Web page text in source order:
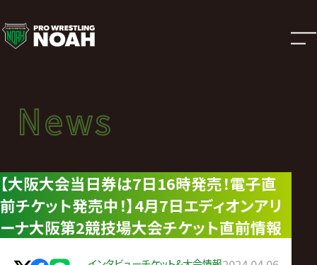
ニ
ュ
ー
ス
|
プ
ロ
News
ニュース
News
【大阪大会当日券は7日16時発売！電子直
前チケット発売中！】4月7日エディオンアリ
ーナ大阪第2競技場大会チケット直前情報